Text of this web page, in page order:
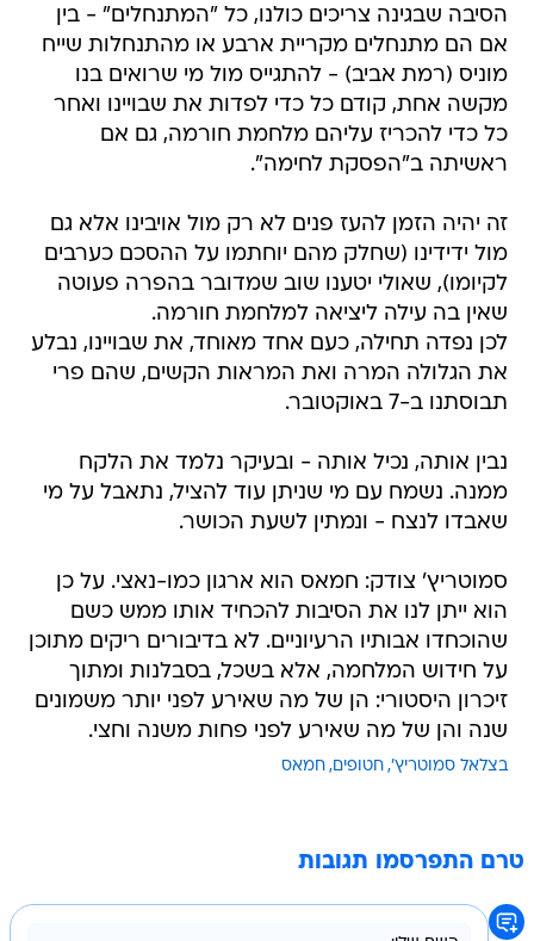
הסיבה שבגינה צריכים כולנו, כל "המתנחלים" - בין
אם הם מתנחלים מקריית ארבע או מהתנחלות שייח
מוניס (רמת אביב) - להתגייס מול מי שרואים בנו
מקשה אחת, קודם כל כדי לפדות את שבויינו ואחר
כל כדי להכריז עליהם מלחמת חורמה, גם אם
ראשיתה ב"הפסקת לחימה".
זה יהיה הזמן להעז פנים לא רק מול אויבינו אלא גם
מול ידידינו (שחלק מהם יוחתמו על ההסכם כערבים
לקיומו), שאולי יטענו שוב שמדובר בהפרה פעוטה
שאין בה עילה ליציאה למלחמת חורמה.
לכן נפדה תחילה, כעם אחד מאוחד, את שבויינו, נבלע
את הגלולה המרה ואת המראות הקשים, שהם פרי
תבוסתנו ב-7 באוקטובר.
נבין אותה, נכיל אותה - ובעיקר נלמד את הלקח
ממנה. נשמח עם מי שניתן עוד להציל, נתאבל על מי
שאבדו לנצח - ונמתין לשעת הכושר.
סמוטריץ' צודק: חמאס הוא ארגון כמו-נאצי. על כן
הוא ייתן לנו את הסיבות להכחיד אותו ממש כשם
שהוכחדו אבותיו הרעיוניים. לא בדיבורים ריקים מתוכן
על חידוש המלחמה, אלא בשכל, בסבלנות ומתוך
זיכרון היסטורי: הן של מה שאירע לפני יותר משמונים
שנה והן של מה שאירע לפני פחות משנה וחצי.
בצלאל סמוטריץ' חטופים חמאס
טרם התפרסמו תגובות